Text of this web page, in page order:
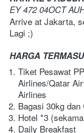
EY 472 04OCT
Arrive at Jakarta,
Lagi ;)
HARGA
Tiket Pesawat
Airlines/Qatar
Airlines
Bagasi 30kg dan
Hotel *3
Daily Breakfast